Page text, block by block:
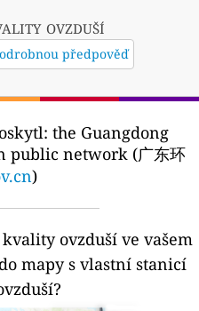
ovzduší
předpověď
the Guangdong
public network (广东环
)
ovzduší ve vašem
mapy s vlastní stanicí